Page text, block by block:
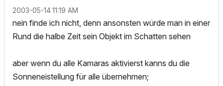
‎2003-05-1411:19 AM
nein finde ich nicht, denn ansonsten würde man in einer
Rund die halbe Zeit sein Objekt im Schatten sehen
aber wenn du alle Kamaras aktivierst kanns du die
Sonneneistellung für alle übernehmen;